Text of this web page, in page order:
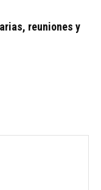
reuniones y